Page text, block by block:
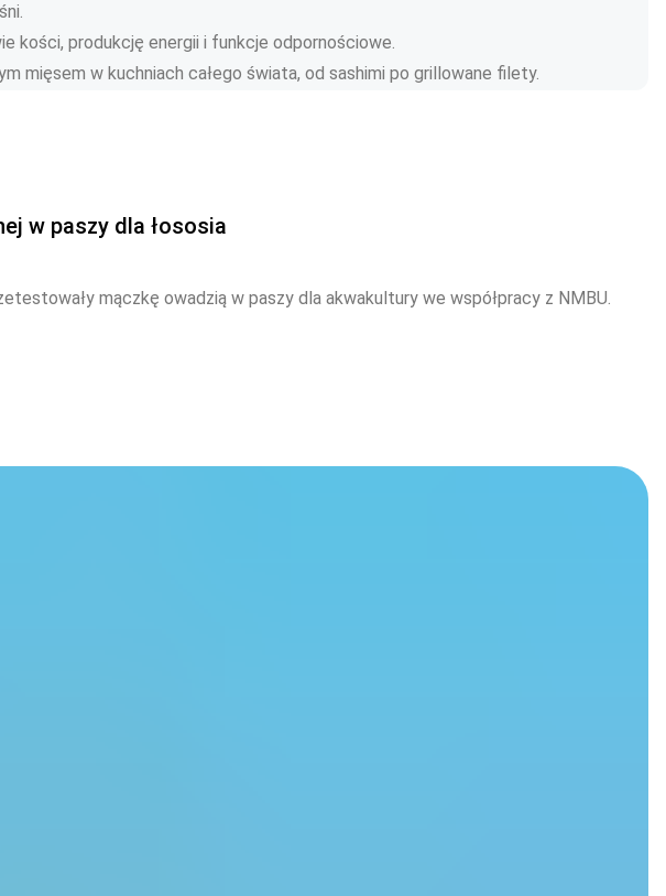
kości, produkcję energii i funkcje odpornościowe.
mięsem w kuchniach całego świata, od sashimi po grillowane filety.
w paszy dla łososia
mączkę owadzią w paszy dla akwakultury we współpracy z NMBU.